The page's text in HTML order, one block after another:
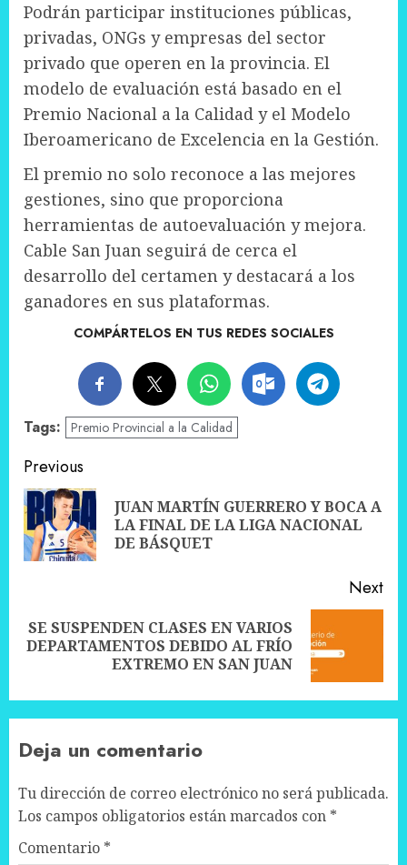
Podrán participar instituciones públicas,
privadas, ONGs y empresas del sector
privado que operen en la provincia. El
modelo de evaluación está basado en el
Premio Nacional a la Calidad y el Modelo
Iberoamericano de Excelencia en la Gestión.
El premio no solo reconoce a las mejores
gestiones, sino que proporciona
herramientas de autoevaluación y mejora.
Cable San Juan seguirá de cerca el
desarrollo del certamen y destacará a los
ganadores en sus plataformas.
COMPÁRTELOS EN TUS REDES SOCIALES
Tags: Premio Provincial a la Calidad
Post
navigation
Previous
JUAN MARTÍN GUERRERO Y BOCA A
LA FINAL DE LA LIGA NACIONAL
DE BÁSQUET
Next
Next
SE SUSPENDEN CLASES EN VARIOS
DEPARTAMENTOS DEBIDO AL FRÍO
EXTREMO EN SAN JUAN
Deja un comentario
Tu dirección de correo electrónico no será publicada.
Los campos obligatorios están marcados con *
Comentario *